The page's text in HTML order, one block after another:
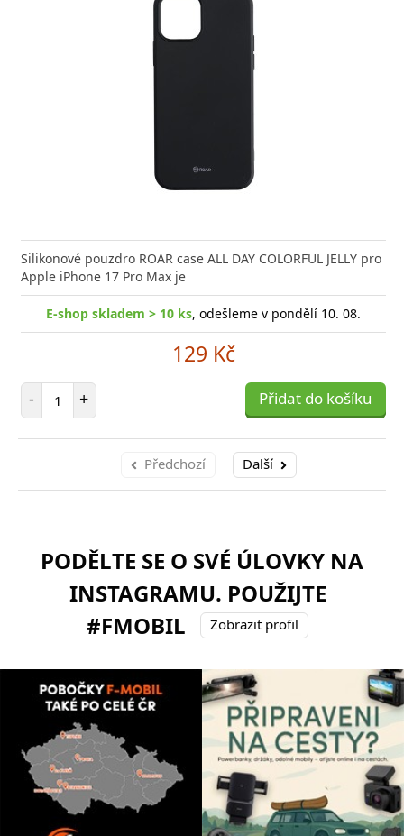
Silikonové pouzdro ROAR case ALL DAY COLORFUL JELLY pro
Apple iPhone 17 Pro Max je
E-shop skladem > 10 ks, odešleme v pondělí 10. 08.
129 Kč
- Počet položek
+ Přidat do košíku
Předchozí Další
PODĚLTE SE O SVÉ ÚLOVKY NA
INSTAGRAMU. POUŽIJTE
#FMOBIL
Zobrazit profil